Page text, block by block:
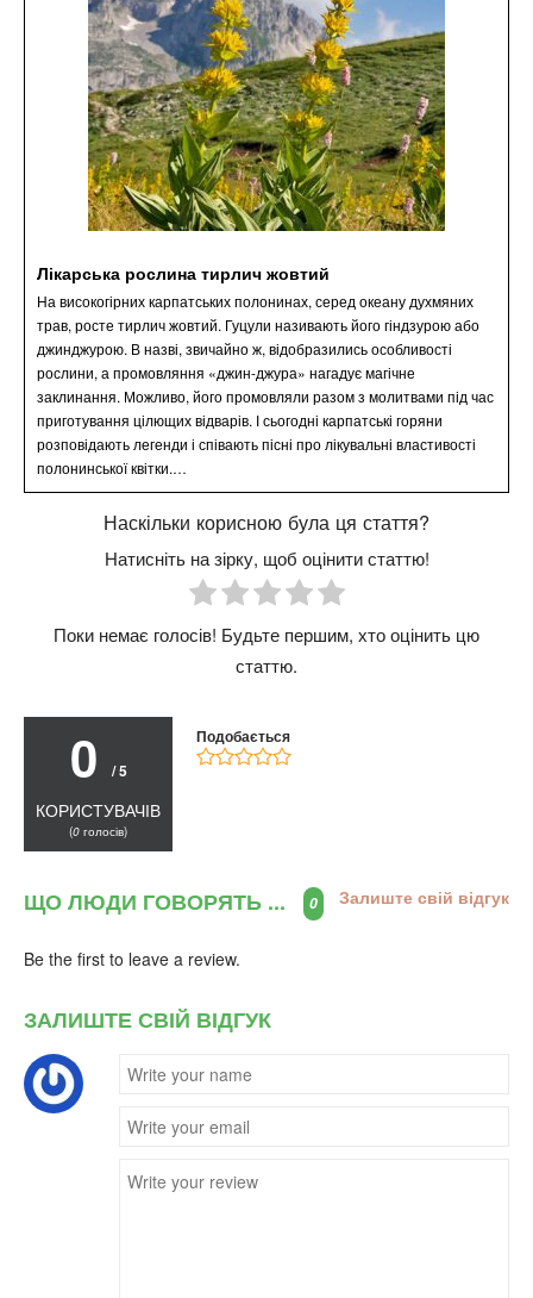
Лікарська рослина тирлич жовтий
На високогірних карпатських полонинах, серед океану духмяних
трав, росте тирлич жовтий. Гуцули називають його гіндзурою або
джинджурою. В назві, звичайно ж, відобразились особливості
рослини, а промовляння «джин-джура» нагадує магічне
заклинання. Можливо, його промовляли разом з молитвами під час
приготування цілющих відварів. І сьогодні карпатські горяни
розповідають легенди і співають пісні про лікувальні властивості
полонинської квітки.…
Наскільки корисною була ця стаття?
Натисніть на зірку, щоб оцінити статтю!
Поки немає голосів! Будьте першим, хто оцінить цю
статтю.
0 / 5
КОРИСТУВАЧІВ
(0 голосів)
Подобається
ЩО ЛЮДИ ГОВОРЯТЬ ... 0 Залиште свій відгук
Be the first to leave a review.
ЗАЛИШТЕ СВІЙ ВІДГУК